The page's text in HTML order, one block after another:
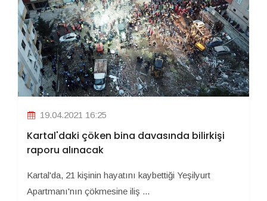
19.04.2021 16:25
Kartal'daki çöken bina davasında bilirkişi
raporu alınacak
Kartal'da, 21 kişinin hayatını kaybettiği Yeşilyurt
Apartmanı'nın çökmesine iliş ...